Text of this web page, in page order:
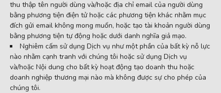
thu thập tên người dùng và/hoặc địa chỉ email của người dùng
bằng phương tiện điện tử hoặc các phương tiện khác nhằm mục
đích gửi email không mong muốn, hoặc tạo tài khoản người dùng
bằng phương tiện tự động hoặc dưới danh nghĩa giả mạo.
Nghiêm cấm sử dụng Dịch vụ như một phần của bất kỳ nỗ lực
nào nhằm cạnh tranh với chúng tôi hoặc sử dụng Dịch vụ
và/hoặc Nội dung cho bất kỳ hoạt động tạo doanh thu hoặc
doanh nghiệp thương mại nào mà không được sự cho phép của
chúng tôi.